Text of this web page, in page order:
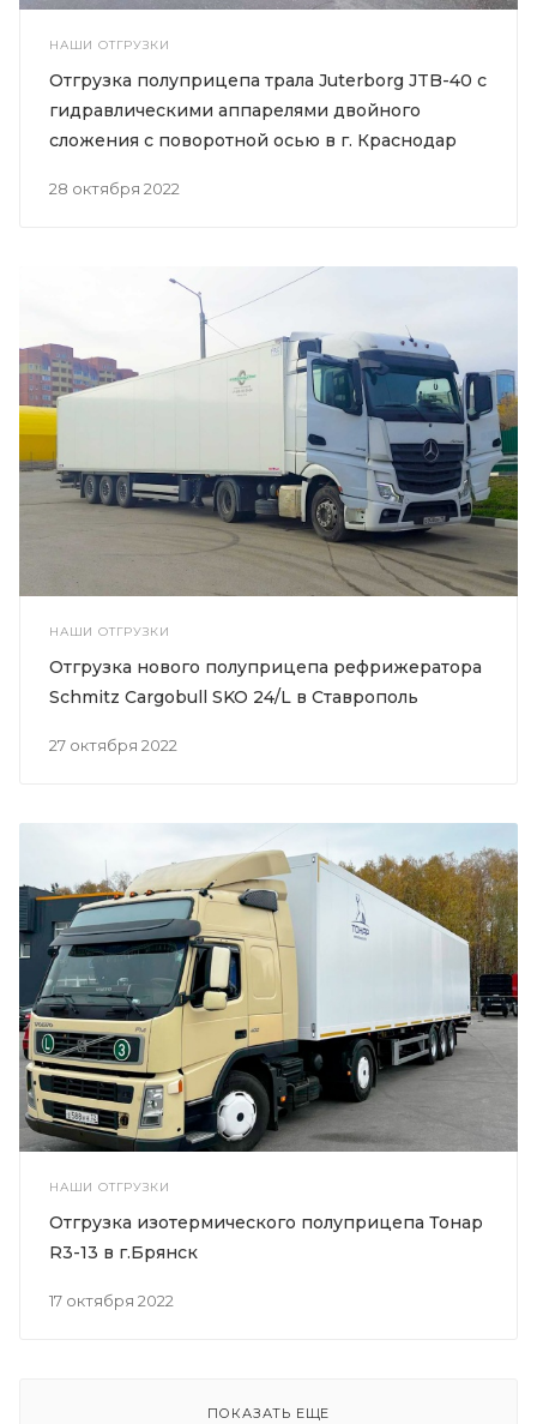
НАШИ ОТГРУЗКИ
28 октября 2022
Отгрузка полуприцепа трала Juterborg JTB-40 с
гидравлическими аппарелями двойного
сложения с поворотной осью в г. Краснодар
НАШИ ОТГРУЗКИ
27 октября 2022
Отгрузка нового полуприцепа рефрижератора
Schmitz Cargobull SKO 24/L в Ставрополь
НАШИ ОТГРУЗКИ
17 октября 2022
Отгрузка изотермического полуприцепа Тонар
R3-13 в г.Брянск
ПОКАЗАТЬ ЕЩЕ